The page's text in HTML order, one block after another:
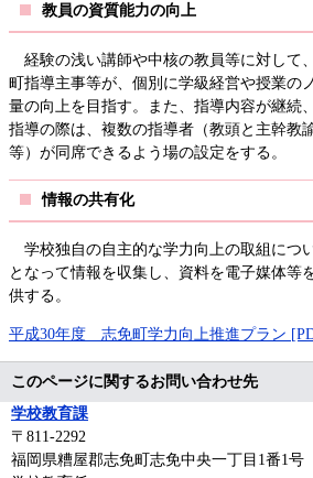
教員の資質能力の向上
経験の浅い講師や中核の教員等に対して
町指導主事等が、個別に学級経営や授業の
量の向上を目指す。また、指導内容が継続
指導の際は、複数の指導者（教頭と主幹教
等）が同席できるよう場の設定をする。
情報の共有化
学校独自の自主的な学力向上の取組につ
となって情報を収集し、資料を電子媒体等
供する。
平成30年度 志免町学力向上推進プラン
このページに関するお問い合わせ先
学校教育課
〒811-2292
福岡県糟屋郡志免町志免中央一丁目1番1号